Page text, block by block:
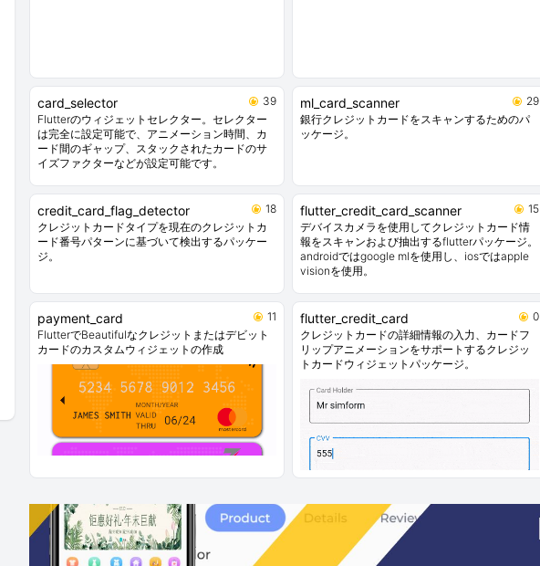
card_selector
39
Flutterのウィジェットセレクター。セレクター
は完全に設定可能で、アニメーション時間、カ
ード間のギャップ、スタックされたカードのサ
イズファクターなどが設定可能です。
ml_card_scanner
29
銀行クレジットカードをスキャンするためのパ
ッケージ。
credit_card_flag_detector
18
クレジットカードタイプを現在のクレジットカ
ード番号パターンに基づいて検出するパッケー
ジ。
flutter_credit_card_scanner
15
デバイスカメラを使用してクレジットカード情
報をスキャンおよび抽出するflutterパッケージ。
androidではgoogle mlを使用し、iosではapple
visionを使用。
payment_card
11
FlutterでBeautifulなクレジットまたはデビット
カードのカスタムウィジェットの作成
flutter_credit_card
0
クレジットカードの詳細情報の入力、カードフ
リップアニメーションをサポートするクレジッ
トカードウィジェットパッケージ。